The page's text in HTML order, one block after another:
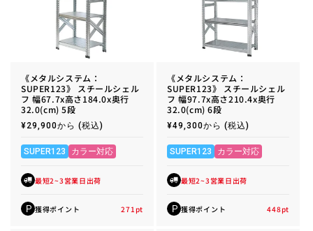
《メタルシステム：
SUPER123》 スチールシェル
フ 幅67.7x高さ184.0x奥行
32.0(cm) 5段
通
価
格
¥29,900から (税込)
SUPER123 カラー対応
最短2~3営業日出荷
P 獲得ポイント 271 pt
《メタルシステム：
SUPER123》 スチールシェル
フ 幅97.7x高さ210.4x奥行
32.0(cm) 6段
通
価
格
¥49,300から (税込)
SUPER123 カラー対応
最短2~3営業日出荷
P 獲得ポイント 448pt